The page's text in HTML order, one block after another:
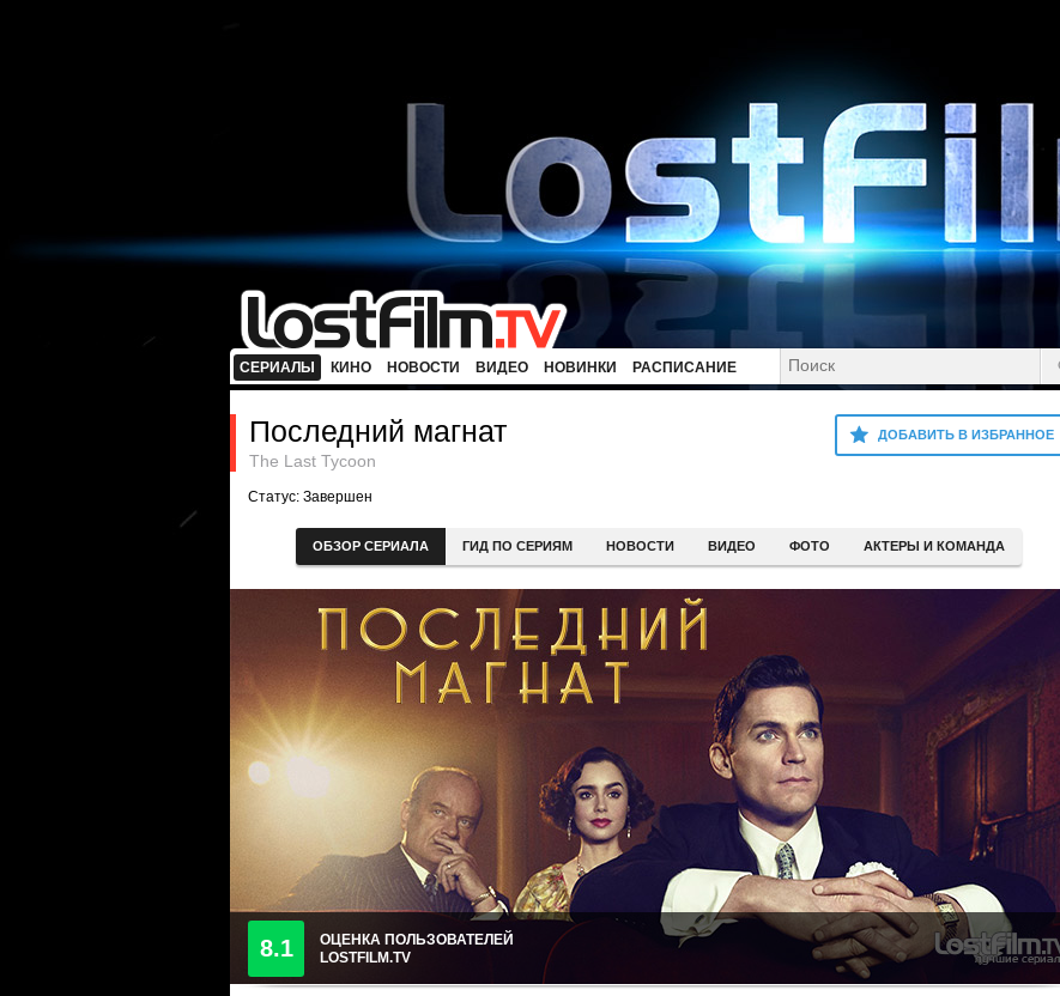
СЕРИАЛЫ КИНО НОВОСТИ ВИДЕО НОВИНКИ РАСПИСАНИЕ
ДОБАВИТЬ В ИЗБРАННОЕ
Последний магнат
The Last Tycoon
Статус: Завершен
ОБЗОР СЕРИАЛА ГИД ПО СЕРИЯМ НОВОСТИ ВИДЕО ФОТО АКТЕРЫ И КОМАНДА
8.1
ОЦЕНКА ПОЛЬЗОВАТЕЛЕЙ
LOSTFILM.TV